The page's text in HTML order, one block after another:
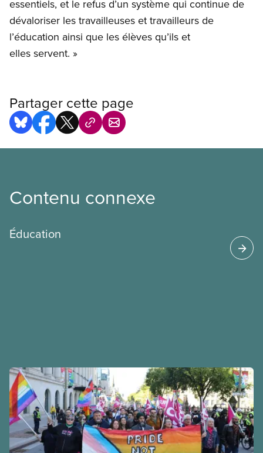
essentiels, et le refus d’un système qui continue de
dévaloriser les travailleuses et travailleurs de
l’éducation ainsi que les élèves qu’ils et
elles servent. »
Partager cette page
Contenu connexe
Éducation